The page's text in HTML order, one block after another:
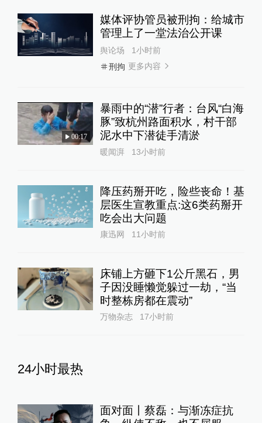
媒体评协管员被刑拘：给城市
管理上了一堂法治公开课
舆论场
1小时前
刑拘 更多内容
00:17
暴雨中的“潜”行者：台风“白海
豚”致杭州路面积水，村干部
泥水中下潜徒手清淤
暖闻湃 13小时前
降压药掰开吃，险些丧命！基
层医生宣教重点:这6类药掰开
吃会出大问题
康迅网 11小时前
床铺上方砸下1公斤黑石，男
子因没睡懒觉躲过一劫，“当
时整栋房都在震动”
万物杂志 17小时前
24小时最热
面对面丨蔡磊：与渐冻症抗